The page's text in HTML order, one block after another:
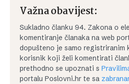
Važna obavijest:
Sukladno članku 94. Zakona o
komentiranje članaka na web
dopušteno je samo registriranim
korisnik koji želi komentirati
prethodno se upoznati s
portalu Poslovni.hr te sa